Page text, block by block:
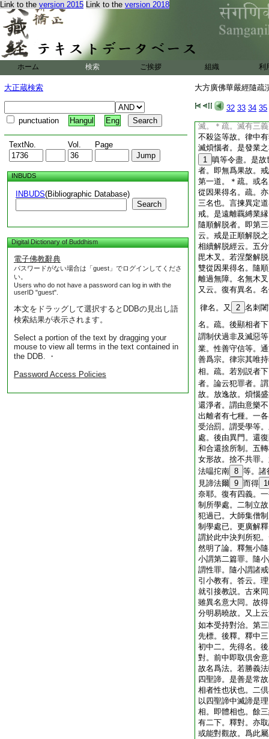
Link to the version 2015 Link to the version 2018
ホーム 検索 ご挨拶 組織 利
大正蔵検索
punctuation Hangul Eng
TextNo. Vol. Page
INBUDS
INBUDS(Bibliographic Database)
Search
Digital Dictionary of Buddhism
電子佛教辭典
パスワードがない場合は「guest」でログインしてくださ
い。
Users who do not have a password can log in with the
userID "guest".
本文をドラッグして選択するとDDBの見出し語
検索結果が表示されます。
Select a portion of the text by dragging your
mouse to view all terms in the text contained in
the DDB. ・
Password Access Policies
大方廣佛華嚴經隨疏
32 33 34 35
敵對翻。正稱爲律
尼。或云鞞泥迦。
梵音輕重不同。傳
毘奈耶。此云調伏
一云。滅諸惡法。
則毘尼 10
但是毘
耶。調伏之義有乖
等皆梵音輕重。則
滅。＊疏。滅有三
不殺盜等故。律中
滅煩惱者。是發業
1 嗔等令盡。是
者。即無爲果故。
第一道。＊疏。或
從因果得名。疏。
三名也。言揀異定
戒。是遠離覊縛業
隨順解脱者。即第
云。戒是正順解脱
相續解脱經云。五
毘木叉。若涅槃解
雙從因果得名。隨
離過無障。名無木
又云。復有異名。
律名。又
2 名刺
名。疏。後顯相者
謂制伏過非及滅惡
業。性善守信等。
善爲宗。律宗其唯
相。疏。若別説者
者。論云犯罪者。
故。放逸故。煩惱
還淨者。謂由意樂
出離者有七種。一
受治罰。謂受學等
處。後由異門。還
和合還捨所制。五
女形故。捨不共罪
法嗢拕南 8 等。諸
見諦法爾 9 而得
奈耶。復有四義。
制所學處。二制立
犯過已。大師集僧
制學處已。更廣解
謂於此中決判所犯
然明了論。釋無小
小謂第二篇罪。隨
謂性罪。隨小謂諸
引小教有。答云。
就引接教説。古來
雖異名意大同。故
分明易曉故。又上
如本受持對治。第
先標。後釋。釋中
初中二。先得名。
對。前中即取倶舍
故名爲法。若勝義
四聖諦。是善是常
相者性也状也。二
以四聖諦中滅諦是
相。即體相也。餘
有二下。釋對。亦
或能對觀故。爲此